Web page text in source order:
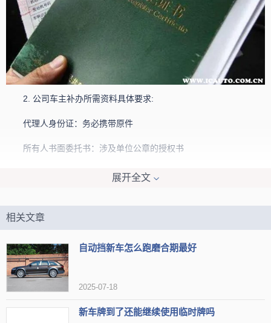
2. 公司车主补办所需资料具体要求:
代理人身份证：务必携带原件
所有人书面委托书：涉及单位公章的授权书
组织机构代码证：需要原件以确认单位身份
车辆查验：驾驶车辆进入查验通道接受检查
信息确认：到达查验服务处核实个人或单位信息
装订手续：在业务大厅完成相关手续
展开全文
相关文章
自动挡新车怎么跑磨合期最好
2025-07-18
新车牌到了还能继续使用临时牌吗